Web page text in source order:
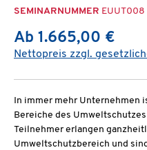
SEMINARNUMMER EUUT008
Ab 1.665,00 €
Nettopreis zzgl.
In immer mehr Unternehmen
Bereiche des
Teilnehmer erlangen
Umweltschutzbereich und